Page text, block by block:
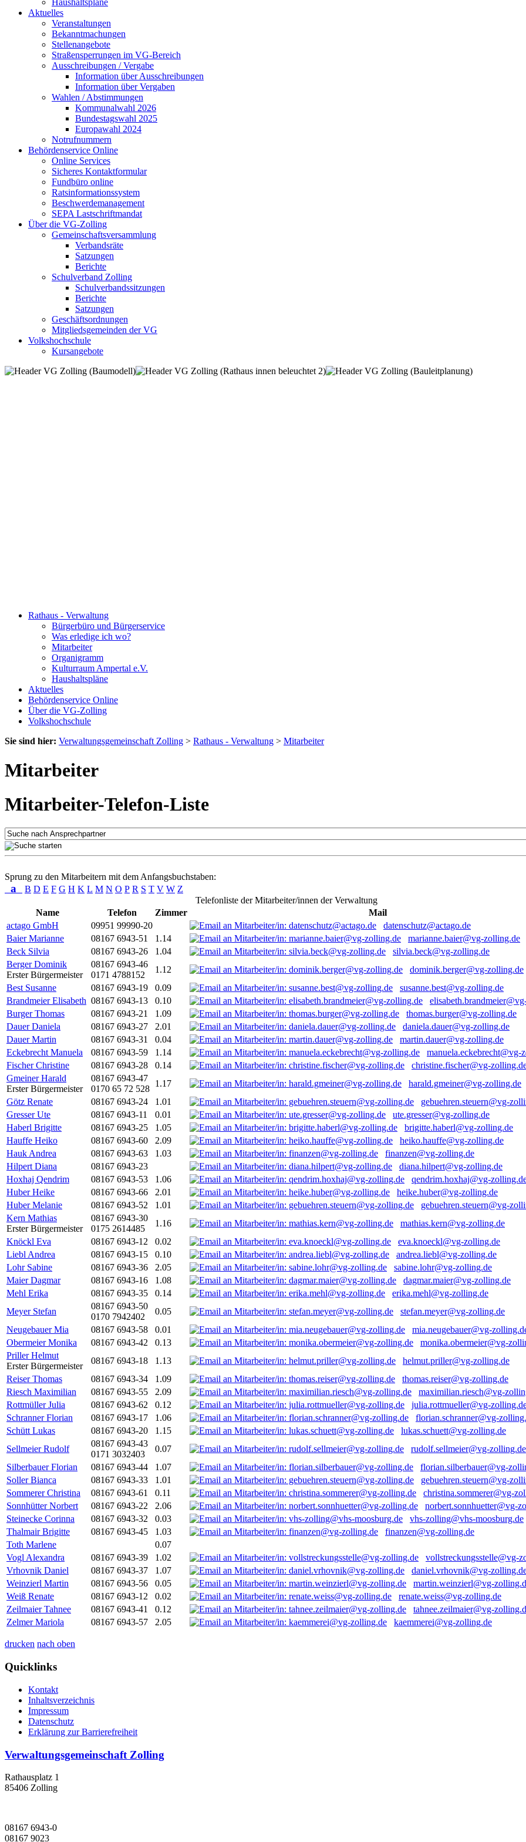
Haushaltspläne
Aktuelles
Veranstaltungen
Bekanntmachungen
Stellenangebote
Straßensperrungen im VG-Bereich
Ausschreibungen / Vergabe
Information über Ausschreibungen
Information über Vergaben
Wahlen / Abstimmungen
Kommunalwahl 2026
Bundestagswahl 2025
Europawahl 2024
Notrufnummern
Behördenservice Online
Online Services
Sicheres Kontaktformular
Fundbüro online
Ratsinformationssystem
Beschwerdemanagement
SEPA Lastschriftmandat
Über die VG-Zolling
Gemeinschaftsversammlung
Verbandsräte
Satzungen
Berichte
Schulverband Zolling
Schulverbandssitzungen
Berichte
Satzungen
Geschäftsordnungen
Mitgliedsgemeinden der VG
Volkshochschule
Kursangebote
Rathaus - Verwaltung
Bürgerbüro und Bürgerservice
Was erledige ich wo?
Mitarbeiter
Organigramm
Kulturraum Ampertal e.V.
Haushaltspläne
Aktuelles
Behördenservice Online
Über die VG-Zolling
Volkshochschule
Sie sind hier: Verwaltungsgemeinschaft Zolling > Rathaus - Verwaltung > Mitarbeiter
Mitarbeiter
Mitarbeiter-Telefon-Liste
Sprung zu den Mitarbeitern mit dem Anfangsbuchstaben:
a B D E F G H K L M N O P R S T V W Z
Telefonliste der Mitarbeiter/innen der Verwaltung
Name
Telefon Zimmer
Mail
actago GmbH
09951 99990-20
datenschutz@actago.de
Baier Marianne
08167 6943-51 1.14
marianne.baier@vg-zolling.de
Beck Silvia
08167 6943-26 1.04
silvia.beck@vg-zolling.de
Berger Dominik
Erster Bürgermeister
08167 6943-46
0171 4788152
1.12
dominik.berger@vg-zolling.de
Best Susanne
08167 6943-19 0.09
susanne.best@vg-zolling.de
Brandmeier Elisabeth 08167 6943-13 0.10
Burger Thomas
08167 6943-21 1.09
thomas.burger@vg-zolling.de
Dauer Daniela
08167 6943-27 2.01
daniela.dauer@vg-zolling.de
Dauer Martin
08167 6943-31 0.04
martin.dauer@vg-zolling.de
Eckebrecht Manuela
08167 6943-59 1.14
manuela.eckebrecht@vg-
Fischer Christine
08167 6943-28 0.14
christine.fischer@vg-
Gmeiner Harald
Erster Bürgermeister
08167 6943-47
0170 65 72 528
1.17
harald.gmeiner@vg-zolling.de
Götz Renate
08167 6943-24 1.01
gebuehren.steuern@vg-
Gresser Ute
08167 6943-11 0.01
ute.gresser@vg-zolling.de
Haberl Brigitte
08167 6943-25 1.05
brigitte.haberl@vg-zolling.de
Hauffe Heiko
08167 6943-60 2.09
heiko.hauffe@vg-zolling.de
Hauk Andrea
08167 6943-63 1.03
finanzen@vg-zolling.de
Hilpert Diana
08167 6943-23
diana.hilpert@vg-zolling.de
Hoxhaj Qendrim
08167 6943-53 1.06
qendrim.hoxhaj@vg-
Huber Heike
08167 6943-66 2.01
heike.huber@vg-zolling.de
Huber Melanie
08167 6943-52 1.01
gebuehren.steuern@vg-
Kern Mathias
Erster Bürgermeister
08167 6943-30
0175 2614485
1.16
mathias.kern@vg-zolling.de
Knöckl Eva
08167 6943-12 0.02
eva.knoeckl@vg-zolling.de
Liebl Andrea
08167 6943-15 0.10
andrea.liebl@vg-zolling.de
Lohr Sabine
08167 6943-36 2.05
sabine.lohr@vg-zolling.de
Maier Dagmar
08167 6943-16 1.08
dagmar.maier@vg-zolling.de
Mehl Erika
08167 6943-35 0.14
erika.mehl@vg-zolling.de
Meyer Stefan
08167 6943-50
0170 7942402
0.05
stefan.meyer@vg-zolling.de
Neugebauer Mia
08167 6943-58 0.01
mia.neugebauer@vg-
Obermeier Monika
08167 6943-42 0.13
monika.obermeier@vg-
Priller Helmut
Erster Bürgermeister
08167 6943-18 1.13
helmut.priller@vg-zolling.de
Reiser Thomas
08167 6943-34 1.09
thomas.reiser@vg-zolling.de
Riesch Maximilian
08167 6943-55 2.09
maximilian.riesch@vg-
Rottmüller Julia
08167 6943-62 0.12
julia.rottmueller@vg-
Schranner Florian
08167 6943-17 1.06
florian.schranner@vg-
Schütt Lukas
08167 6943-20 1.15
lukas.schuett@vg-zolling.de
Sellmeier Rudolf
08167 6943-43
0171 3032403
0.07
rudolf.sellmeier@vg-zolling.de
Silberbauer Florian
08167 6943-44 1.07
florian.silberbauer@vg-
Soller Bianca
08167 6943-33 1.01
gebuehren.steuern@vg-
Sommerer Christina
08167 6943-61 0.11
christina.sommerer@vg-
Sonnhütter Norbert
08167 6943-22 2.06
norbert.sonnhuetter@vg-
Steinecke Corinna
08167 6943-32 0.03
vhs-zolling@vhs-moosburg.de
Thalmair Brigitte
08167 6943-45 1.03
finanzen@vg-zolling.de
Toth Marlene
0.07
Vogl Alexandra
08167 6943-39 1.02
vollstreckungsstelle@vg-
Vrhovnik Daniel
08167 6943-37 1.07
daniel.vrhovnik@vg-
Weinzierl Martin
08167 6943-56 0.05
martin.weinzierl@vg-
Weiß Renate
08167 6943-12 0.02
renate.weiss@vg-zolling.de
Zeilmaier Tahnee
08167 6943-41 0.12
tahnee.zeilmaier@vg-
Zelmer Mariola
08167 6943-57 2.05 kaemmerei@vg-zolling.de
drucken nach oben
Quicklinks
Kontakt
Inhaltsverzeichnis
Impressum
Datenschutz
Erklärung zur Barrierefreiheit
Verwaltungsgemeinschaft Zolling
Rathausplatz 1
85406 Zolling
08167 6943-0
08167 9023